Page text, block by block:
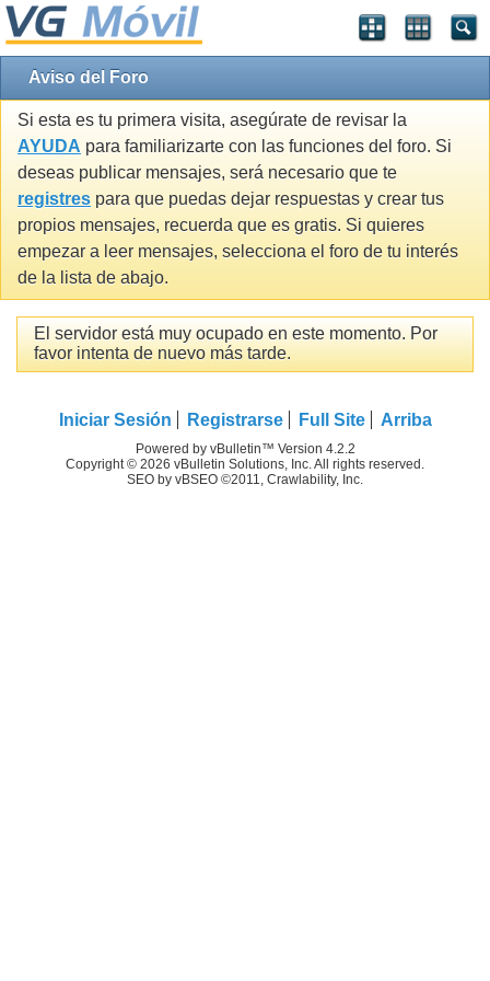
Aviso del Foro
Si esta es tu primera visita, asegúrate de revisar la
AYUDA para familiarizarte con las funciones del foro. Si
deseas publicar mensajes, será necesario que te
registres para que puedas dejar respuestas y crear tus
propios mensajes, recuerda que es gratis. Si quieres
empezar a leer mensajes, selecciona el foro de tu interés
de la lista de abajo.
El servidor está muy ocupado en este momento. Por
favor intenta de nuevo más tarde.
Iniciar Sesión Registrarse Full Site Arriba
Powered by vBulletin™ Version 4.2.2
Copyright © 2026 vBulletin Solutions, Inc. All rights reserved.
SEO by vBSEO ©2011, Crawlability, Inc.